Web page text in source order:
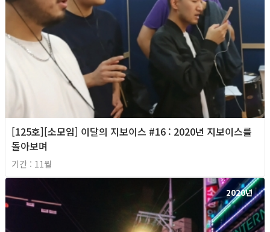
[125호][소모임] 이달의 지보이스 #16 : 2020년 지보이스를
돌아보며
기간 : 11월
2020년